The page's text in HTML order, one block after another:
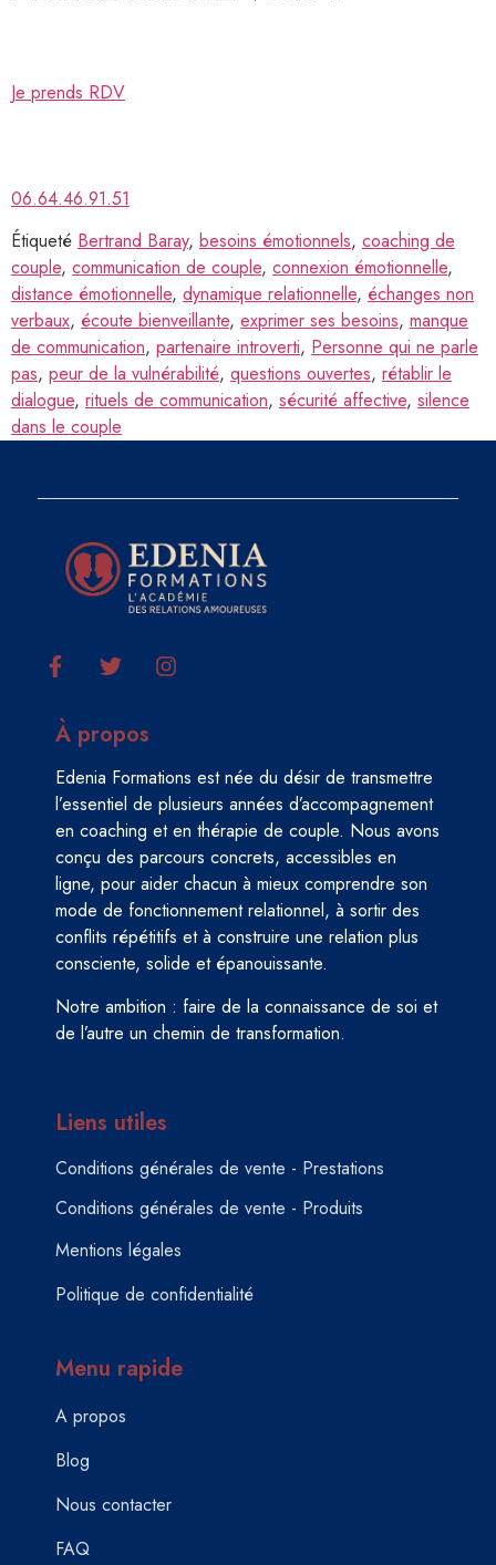
Je prends RDV
06.64.46.91.51
Étiqueté Bertrand Baray, besoins émotionnels, coaching de
couple, communication de couple, connexion émotionnelle,
distance émotionnelle, dynamique relationnelle, échanges non
verbaux, écoute bienveillante, exprimer ses besoins, manque
de communication, partenaire introverti, Personne qui ne parle
pas, peur de la vulnérabilité, questions ouvertes, rétablir le
dialogue, rituels de communication, sécurité affective, silence
dans le couple
À propos
Edenia Formations est née du désir de transmettre
l’essentiel de plusieurs années d’accompagnement
en coaching et en thérapie de couple. Nous avons
conçu des parcours concrets, accessibles en
ligne, pour aider chacun à mieux comprendre son
mode de fonctionnement relationnel, à sortir des
conflits répétitifs et à construire une relation plus
consciente, solide et épanouissante.
Notre ambition : faire de la connaissance de soi et
de l’autre un chemin de transformation.
Liens utiles
Conditions générales de vente - Prestations
Conditions générales de vente - Produits
Mentions légales
Politique de confidentialité
Menu rapide
A propos
Blog
Nous contacter
FAQ